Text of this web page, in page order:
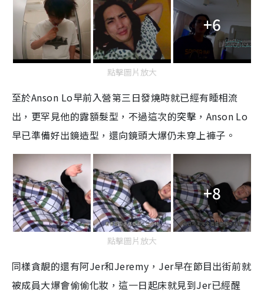
+6
點擊圖片放大
至於Anson Lo早前入營第三日發燒時就已經有睡相流
出，更罕見他的露額髮型，不過這次的突擊，Anson Lo
早已準備好出鏡造型，還向鏡頭大爆仍未穿上褲子。
+8
點擊圖片放大
同樣貪靚的還有阿Jer和Jeremy，Jer早在節目出街前就
被成員大爆會偷偷化妝，這一日起床就見到Jer已經醒